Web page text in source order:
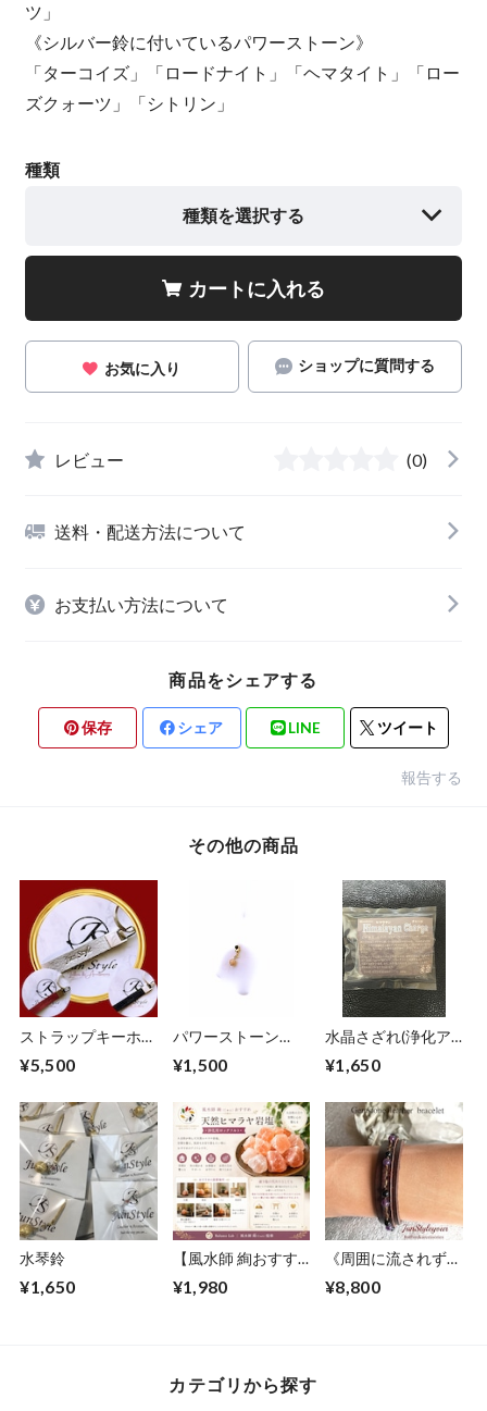
ツ」
《シルバー鈴に付いているパワーストーン》
「ターコイズ」「ロードナイト」「ヘマタイト」「ロー
ズクォーツ」「シトリン」
種類
種類を選択する
カートに入れる
お気に入り ショップに質問する
レビュー (0)
送料・配送方法について
お支払い方法について
商品をシェアする
保存 シェア LINE ツイート
報告する
その他の商品
ストラップキーホル
¥5,500
パワーストーン
¥1,500
水晶さざれ(浄化ア
¥1,650
水琴鈴
¥1,650
【風水師 絢おすす
塩（浄化用ロックソ
¥1,980
《周囲に流されず確
方に》アメジスト/
¥8,800
カテゴリから探す